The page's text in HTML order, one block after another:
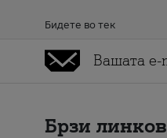
Бидете во тек
Брзи